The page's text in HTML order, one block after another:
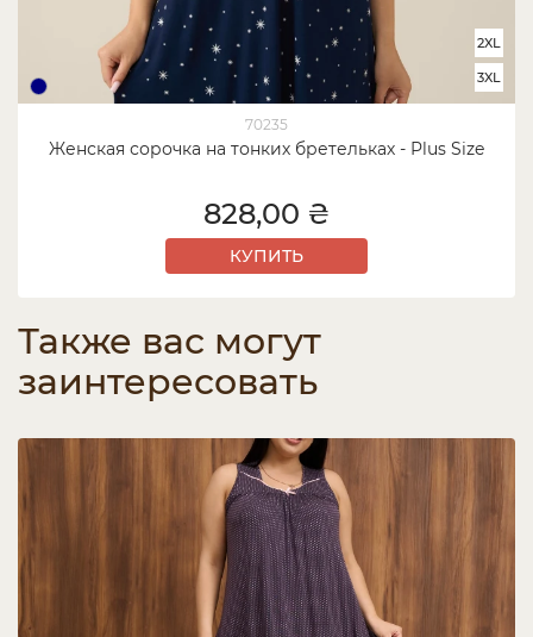
70235
Женская сорочка на тонких бретельках - Plus Size
2XL
3XL
828,00 ₴
КУПИТЬ
Также вас могут
заинтересовать